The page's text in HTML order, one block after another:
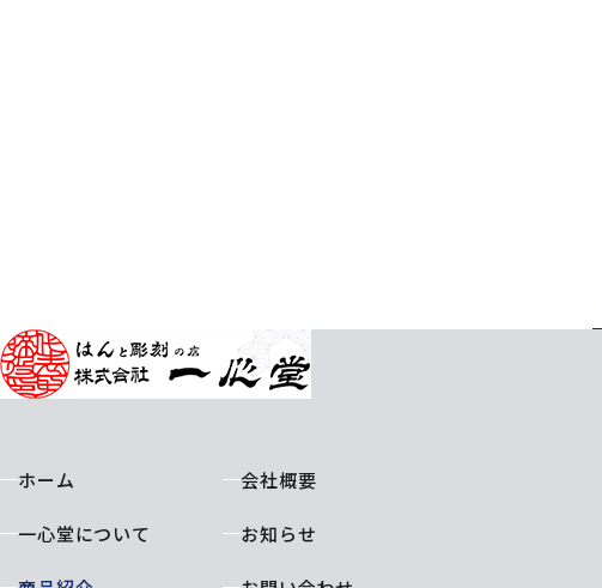
ホーム
一心堂について
会社概要
お知らせ